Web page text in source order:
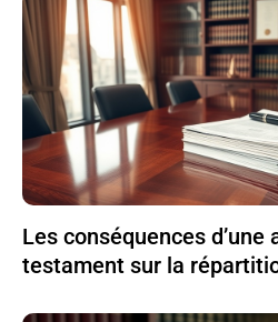
Les conséquences d’une
testament sur la